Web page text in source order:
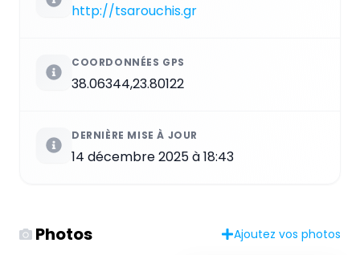
http://tsarouchis.gr
COORDONNÉES GPS
38.06344,23.80122
DERNIÈRE MISE À JOUR
14 décembre 2025 à 18:43
Photos Ajoutez vos photos